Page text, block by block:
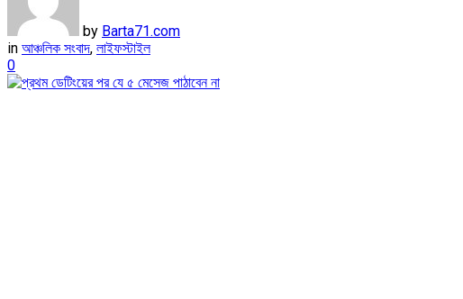
by Barta71.com
in আঞ্চলিক সংবাদ, লাইফস্টাইল
0